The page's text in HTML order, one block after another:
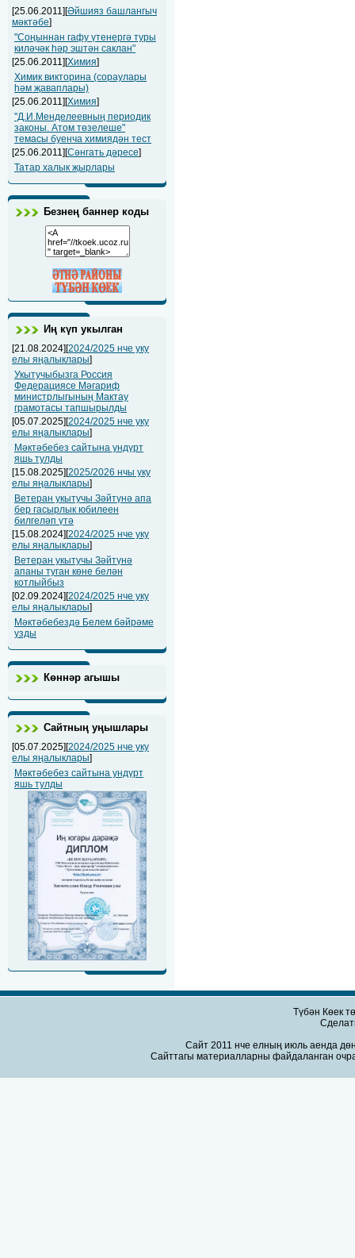
[25.06.2011][Әйшияз башлангыч
мәктәбе]
"Соңыннан гафу үтенергә туры
киләчәк һәр эштән саклан"
[25.06.2011][Химия]
Химик викторина (сораулары
һәм җаваплары)
[25.06.2011][Химия]
"Д.И.Менделеевның периодик
законы. Атом төзелеше"
темасы буенча химиядән тест
[25.06.2011][Сәнгать дәресе]
Татар халык җырлары
Безнең баннер коды
Иң күп укылган
[21.08.2024][2024/2025 нче уку
елы яңалыклары]
Укытучыбызга Россия
Федерациясе Мәгариф
министрлыгының Мактау
грамотасы тапшырылды
[05.07.2025][2024/2025 нче уку
елы яңалыклары]
Мәктәбебез сайтына ундүрт
яшь тулды
[15.08.2025][2025/2026 нчы уку
елы яңалыклары]
Ветеран укытучы Зәйтүнә апа
бер гасырлык юбилеен
билгеләп үтә
[15.08.2024][2024/2025 нче уку
елы яңалыклары]
Ветеран укытучы Зәйтүнә
апаны туган көне белән
котлыйбыз
[02.09.2024][2024/2025 нче уку
елы яңалыклары]
Мәктәбебездә Белем бәйрәме
узды
Көннәр агышы
Сайтның уңышлары
[05.07.2025][2024/2025 нче уку
елы яңалыклары]
Мәктәбебез сайтына ундүрт
яшь тулды
Түбән Көек
Сайт 2011 нче елның июль аенда
Сайттагы материалларны файдаланган